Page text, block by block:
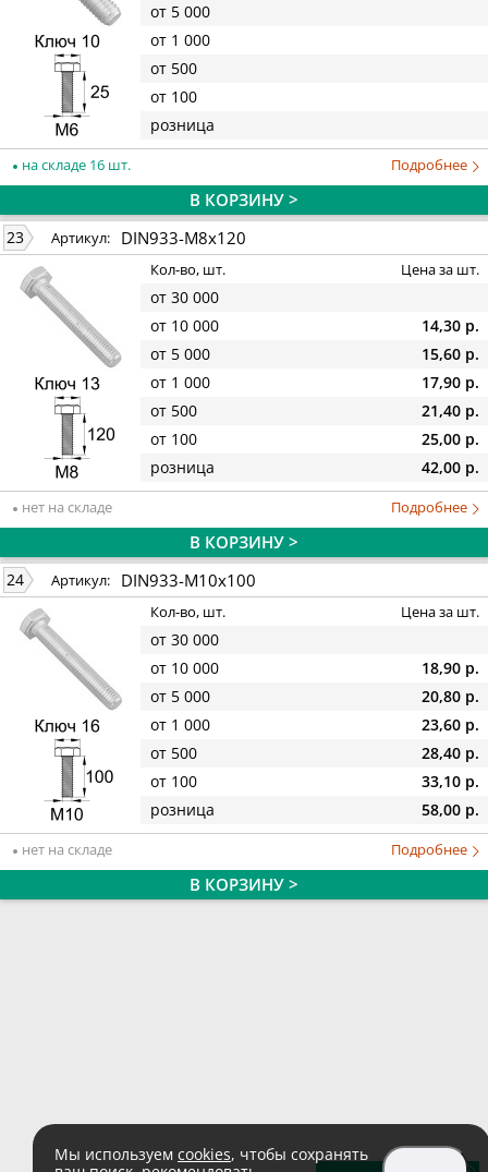
от 5 000
от 1 000
от 500
от 100
розница
на складе 16 шт. Подробнее
В КОРЗИНУ >
23 Артикул: DIN933-M8x120
Кол-во, шт. Цена за шт.
от 30 000
от 10 000
14,30 р.
от 5 000
15,60 р.
от 1 000
17,90 р.
от 500
21,40 р.
от 100
25,00 р.
розница
42,00 р.
нет на складе Подробнее
В КОРЗИНУ >
24 Артикул: DIN933-M10x100
Кол-во, шт. Цена за шт.
от 30 000
от 10 000
18,90 р.
от 5 000
20,80 р.
от 1 000
23,60 р.
от 500
28,40 р.
от 100
33,10 р.
розница
58,00 р.
нет на складе Подробнее
В КОРЗИНУ >
Мы используем cookies, чтобы сохранять